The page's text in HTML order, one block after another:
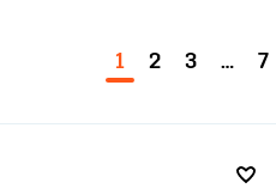
1 2 3 … 7